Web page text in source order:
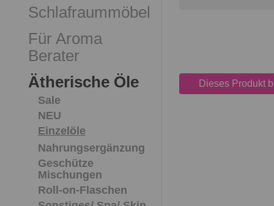
Schlafraummöbel
Für Aroma
Berater
Ätherische Öle
Sale
NEU
Einzelöle
Nahrungsergänzung
Geschütze
Mischungen
Roll-on-Flaschen
Dieses Produkt